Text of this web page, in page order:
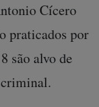
Cícero
praticados por
são alvo de